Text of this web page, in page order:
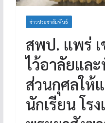
ข่าวประชาสัมพันธ์
สพป. แพร่
ไว้อาลัยแล
ส่วนกุศลให้
นักเรียน โร